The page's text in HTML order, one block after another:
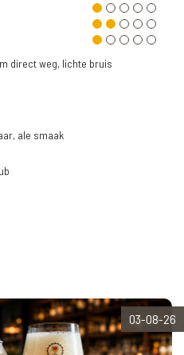
direct weg, lichte bruis
ale smaak
03-08-26